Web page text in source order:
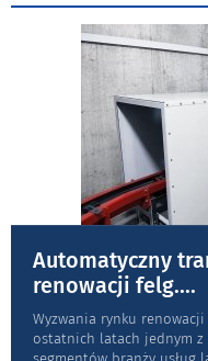
Automatyczny
renowacji felg....
Wyzwania rynku
ostatnich latach jednym z